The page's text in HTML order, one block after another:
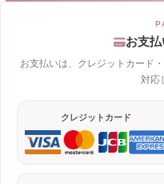
お支払
お支払いは、クレジットカード
対応
クレジットカード